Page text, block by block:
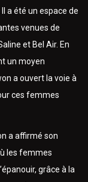
a été un espace de
venues de
et Bel Air. En
un moyen
a ouvert la voie à
ces femmes
a affirmé son
les femmes
grâce à la